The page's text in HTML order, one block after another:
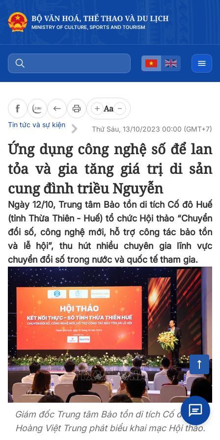
Aa
Tin tức và sự kiện
Thứ Sáu, 13/10/2023 00:00 (GMT+7)
Ứng dụng công nghệ số để lan
tỏa và gia tăng giá trị di sản
cung đình triều Nguyễn
Ngày 12/10, Trung tâm Bảo tồn di tích Cố đô Huế
(tỉnh Thừa Thiên - Huế) tổ chức Hội thảo “Chuyển
đổi số, công nghệ mới, hỗ trợ công tác bảo tồn
và lễ hội”, thu hút nhiều chuyên gia lĩnh vực
chuyển đổi số trong nước và quốc tế tham gia.
Giám đốc Trung tâm Bảo tồn di tích Cố đô Huế
Hoàng Việt Trung phát biểu khai mạc Hội thảo.
Đọc bài